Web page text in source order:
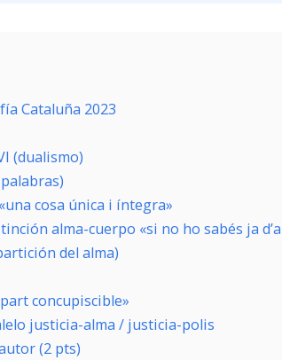
Cataluña 2023
(dualismo)
cosa única i íntegra»
alma-cuerpo «si no ho sabés ja
del alma)
concupiscible»
justicia-alma / justicia-polis
(2 pts)